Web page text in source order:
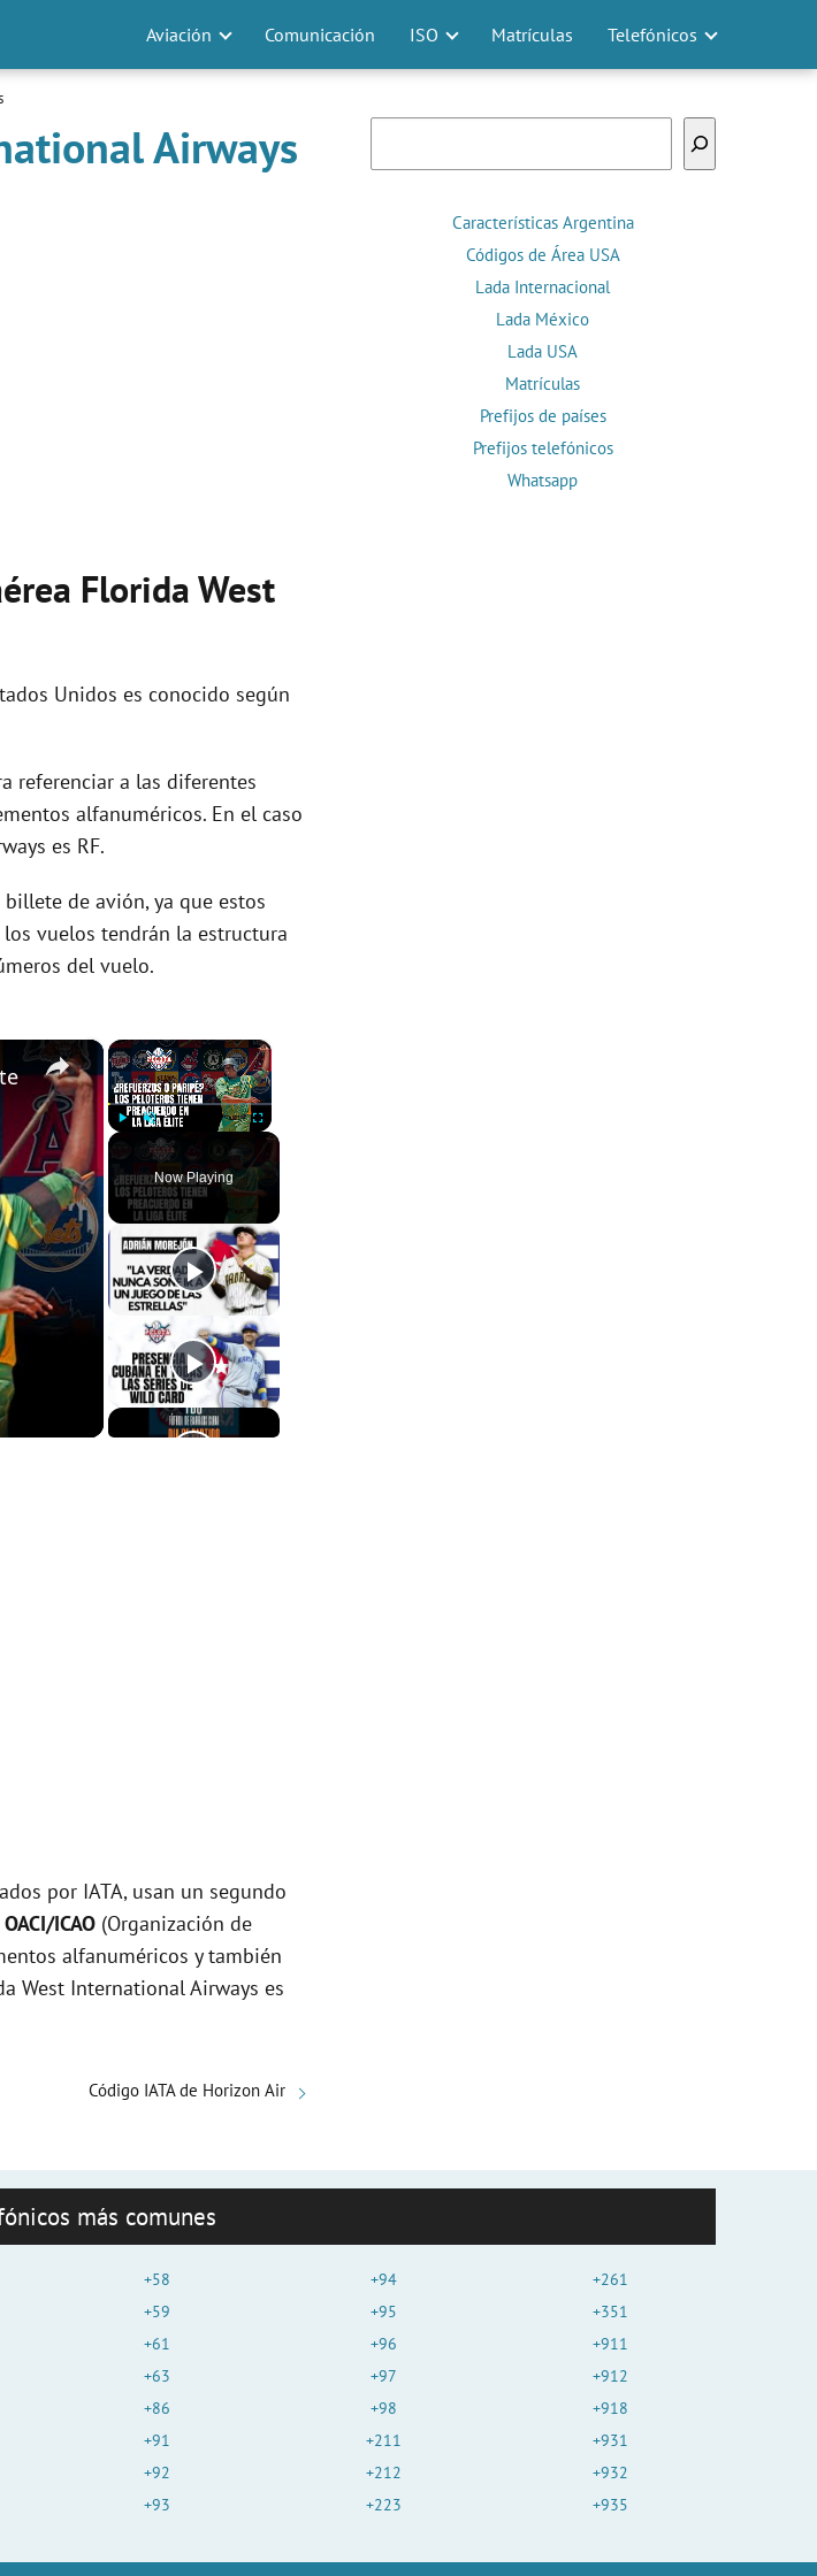
Aviación Comunicación ISO Matrículas Telefónicos
Airways
Florida West
Unidos es conocido según
referenciar a las diferentes
alfanuméricos. En el caso
es RF.
de avión, ya que estos
vuelos tendrán la estructura
del vuelo.
×
Unmute Fullscreen
Now Playing
×
por IATA, usan un segundo
OACI/ICAO (Organización de
alfanuméricos y también
West International Airways es
Código IATA de Horizon Air
Características Argentina
Códigos de Área USA
Lada Internacional
Lada México
Lada USA
Matrículas
Prefijos de países
Prefijos telefónicos
Whatsapp
más comunes
+58
+59
+61
+63
+86
+91
+92
+93
+94
+95
+96
+97
+98
+211
+212
+223
+261
+351
+911
+912
+918
+931
+932
+935